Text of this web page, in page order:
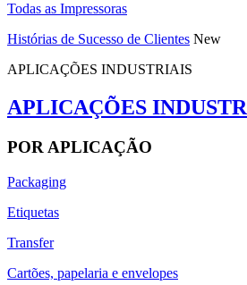
Todas as Impressoras
Histórias de Sucesso de Clientes New
APLICAÇÕES INDUSTRIAIS
APLICAÇÕES
POR APLICAÇÃO
Packaging
Etiquetas
Transfer
Cartões, papelaria e envelopes